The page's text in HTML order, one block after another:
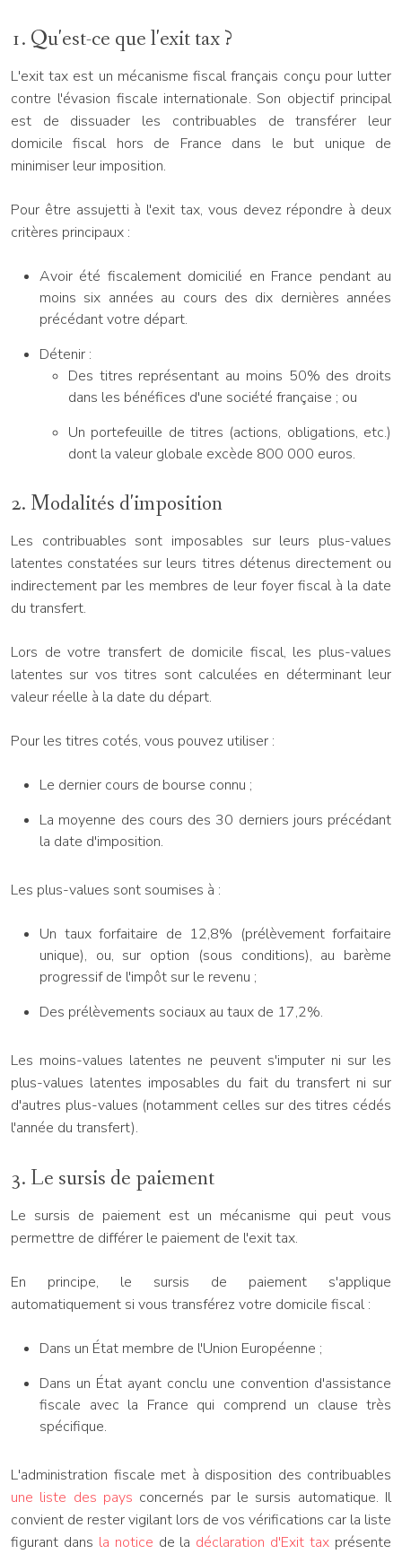
1. Qu'est-ce que l'exit tax ?
L'exit tax est un mécanisme fiscal français conçu pour lutter
contre l'évasion fiscale internationale. Son objectif principal
est de dissuader les contribuables de transférer leur
domicile fiscal hors de France dans le but unique de
minimiser leur imposition.
Pour être assujetti à l'exit tax, vous devez répondre à deux
critères principaux :
Avoir été fiscalement domicilié en France pendant au
moins six années au cours des dix dernières années
précédant votre départ.
Détenir :
Des titres représentant au moins 50% des droits
dans les bénéfices d'une société française ; ou
Un portefeuille de titres (actions, obligations, etc.)
dont la valeur globale excède 800 000 euros.
2. Modalités d'imposition
Les contribuables sont imposables sur leurs plus-values
latentes constatées sur leurs titres détenus directement ou
indirectement par les membres de leur foyer fiscal à la date
du transfert.
Lors de votre transfert de domicile fiscal, les plus-values
latentes sur vos titres sont calculées en déterminant leur
valeur réelle à la date du départ.
Pour les titres cotés, vous pouvez utiliser :
Le dernier cours de bourse connu ;
La moyenne des cours des 30 derniers jours précédant
la date d'imposition.
Les plus-values sont soumises à :
Un taux forfaitaire de 12,8% (prélèvement forfaitaire
unique), ou, sur option (sous conditions), au barème
progressif de l'impôt sur le revenu ;
Des prélèvements sociaux au taux de 17,2%.
Les moins-values latentes ne peuvent s'imputer ni sur les
plus-values latentes imposables du fait du transfert ni sur
d'autres plus-values (notamment celles sur des titres cédés
l'année du transfert).
3. Le sursis de paiement
Le sursis de paiement est un mécanisme qui peut vous
permettre de différer le paiement de l'exit tax.
En principe, le sursis de paiement s'applique
automatiquement si vous transférez votre domicile fiscal :
Dans un État membre de l'Union Européenne ;
Dans un État ayant conclu une convention d'assistance
fiscale avec la France qui comprend un clause très
spécifique.
L'administration fiscale met à disposition des contribuables
une liste des pays concernés par le sursis automatique. Il
convient de rester vigilant lors de vos vérifications car la liste
figurant dans la notice de la déclaration d'Exit tax présente